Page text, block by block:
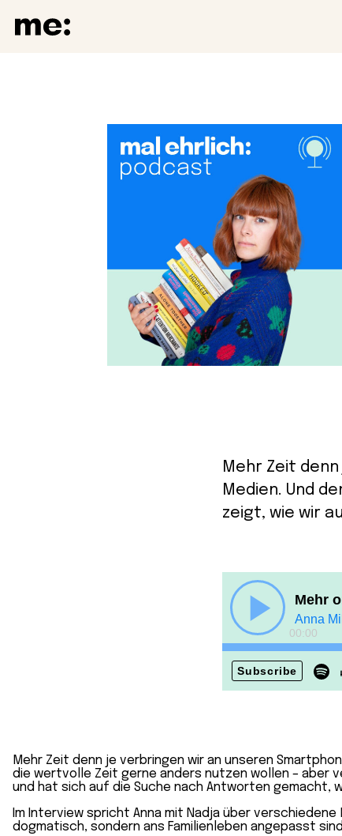
Mehr Zeit
Medien. Und
zeigt, wie wir
Mehr Zeit denn je verbringen wir an unseren
die wertvolle Zeit gerne anders nutzen wollen – aber
und hat sich auf die Suche nach Antworten gemacht,
Im Interview spricht Anna mit Nadja über
dogmatisch, sondern ans Familienleben angepasst